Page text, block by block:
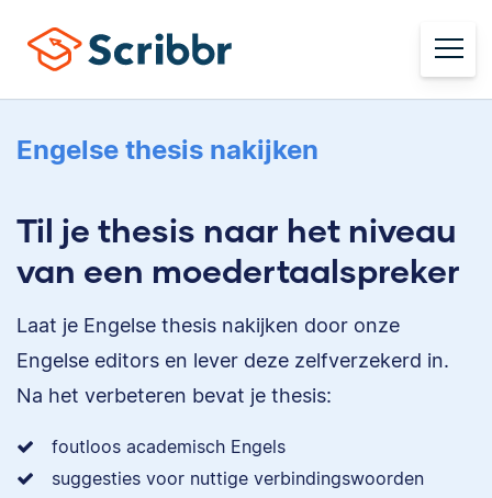
Engelse thesis nakijken
Til je thesis naar het niveau
van een moedertaalspreker
Laat je Engelse thesis nakijken door onze
Engelse editors en lever deze zelfverzekerd in.
Na het verbeteren bevat je thesis:
foutloos academisch Engels
suggesties voor nuttige verbindingswoorden